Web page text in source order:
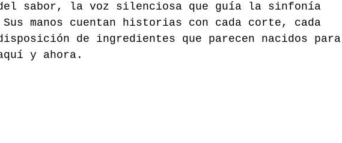
sabor, la voz silenciosa que guía la sinfonía
manos cuentan historias con cada corte, cada
de ingredientes que parecen nacidos para
y ahora.